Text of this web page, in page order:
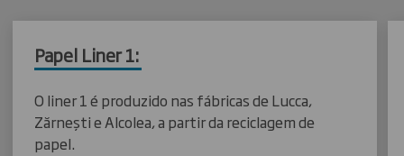
Papel Liner 1:
O liner 1 é produzido nas fábricas de Lucca,
Zărnești e Alcolea, a partir da reciclagem de
papel.